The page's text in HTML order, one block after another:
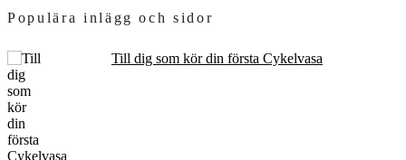
Populära inlägg och sidor
Till dig som kör din första Cykelvasa